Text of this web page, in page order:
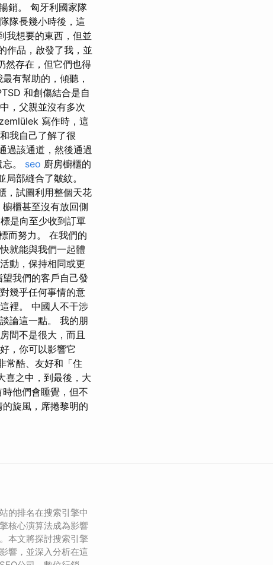
銷。 匈牙利國家隊
隊長幾小時後，這
我想要的東西，但並
作品，啟發了我，並
然存在，但它們也得
有幫助的，傾聽，
和創傷結合是自
，父親並沒有多次
寫作時，這
我自己了解了很
過該通道，然後通過
。 seo 廚房櫥櫃的
部縫合了皺紋。
，試圖利用整個天花
櫃甚至沒有放回側
是向至少收到訂單
而努力。 在我們的
就能與我們一起體
動，保持相同或更
我們的客戶自己發
幾乎任何事情的意
裡。 中國人不干涉
論這一點。 我的朋
間不是很大，而且
，你可以影響它
常酷、友好和「住
喜之中，到最後，大
他們會睡覺，但不
旋風，席捲黎明的
的排名在搜索引擎中
核心演算法成為影響
本文將探討搜索引擎
響，並深入分析在這